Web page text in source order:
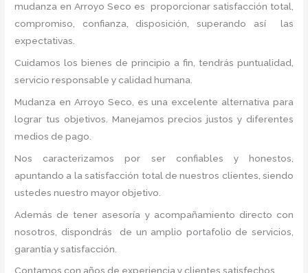
mudanza en Arroyo Seco es proporcionar satisfacción total,
compromiso, confianza, disposición, superando así las
expectativas.
Cuidamos los bienes de principio a fin, tendrás puntualidad,
servicio responsable y calidad humana.
Mudanza en Arroyo Seco, es una excelente alternativa para
lograr tus objetivos. Manejamos precios justos y diferentes
medios de pago.
Nos caracterizamos por ser confiables y honestos,
apuntando a la satisfacción total de nuestros clientes, siendo
ustedes nuestro mayor objetivo.
Además de tener asesoría y acompañamiento directo con
nosotros, dispondrás de un amplio portafolio de servicios,
garantía y satisfacción.
Contamos con años de experiencia y clientes satisfechos.